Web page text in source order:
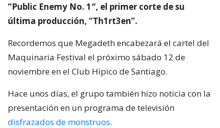
“Public Enemy No. 1″, el primer corte de su
última producción, “Th1rt3en”.
Recordemos que Megadeth encabezará el cartel del
Maquinaria Festival el próximo sábado 12 de
noviembre en el Club Hípico de Santiago.
Hace unos días, el grupo también hizo noticia con la
presentación en un programa de televisión
disfrazados de monstruos.